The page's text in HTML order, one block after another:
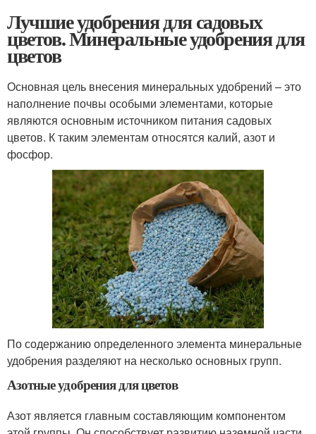
Лучшие удобрения для садовых
цветов. Минеральные удобрения для
цветов
Основная цель внесения минеральных удобрений – это
наполнение почвы особыми элементами, которые
являются основным источником питания садовых
цветов. К таким элементам относятся калий, азот и
фосфор.
По содержанию определенного элемента минеральные
удобрения разделяют на несколько основных групп.
Азотные удобрения для цветов
Азот является главным составляющим компонентом